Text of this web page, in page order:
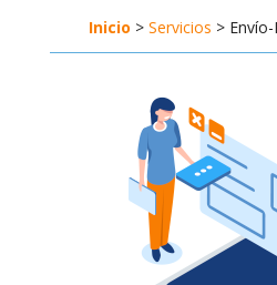
Inicio >Servicios >